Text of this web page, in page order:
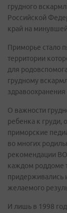
грудного
Российской
край на
Приморье стало
территории
для
грудному
О важности
ребенка к груди,
приморские
во многих
рекомендации
каждом роддоме
придерживались
желаемого
И лишь в 1998